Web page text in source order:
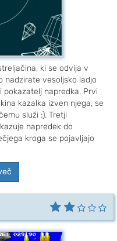
ki se odvija v
nadzirate vesoljsko ladjo
napredka. Prvi
kazalka izven njega, se
služi :). Tretji
napredek do
kroga se pojavljajo